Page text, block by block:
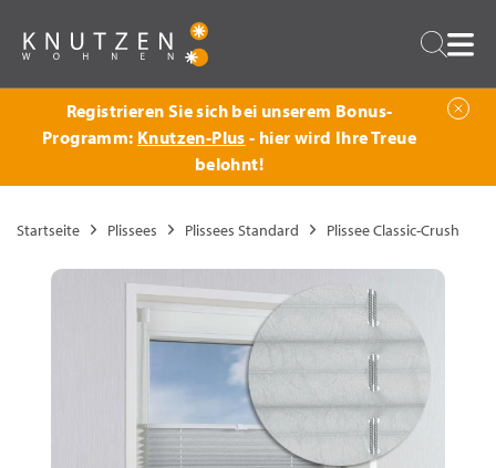
Zurück
Registrieren Sie sich bei unserem Bonus-
Programm: Knutzen-Plus - hier wird Ihre Treue
belohnt!
Startseite Plissees Plissees Standard Plissee Classic-Crush